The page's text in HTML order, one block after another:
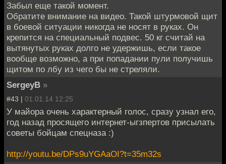
Забыл еще такой момент.
Обратите внимание на видео. Такой штурмовой щит
в боевой ситуации никогда не носят в руках. Он
крепится на специальный подвес. 50 кг считай на
вытянутых руках долго не удержишь, если такое
вообще возможно, а при попадании пули получишь
щитом по лбу из чего бы не стреляли.
SergeyB »
#43 | 01.01.14 12:25
У майора очень характерный голос, сразу узнал его,
год назад просящего интернет-ыгзпертов присылать
советы бойцам спецназа :)
http://youtu.be/DPs9uYGAaOI?t=35m32s